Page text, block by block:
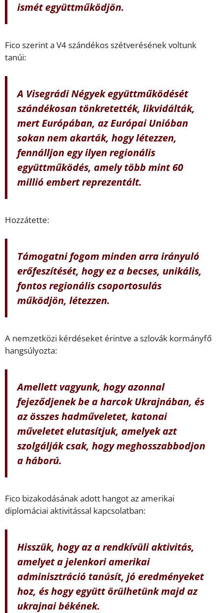
ismét együttműködjön.
Fico szerint a V4 szándékos szétverésének voltunk
tanúi:
A Visegrádi Négyek együttműködését
szándékosan tönkretették, likvidálták,
mert Európában, az Európai Unióban
sokan nem akarták, hogy létezzen,
fennálljon egy ilyen regionális
együttműködés, amely több mint 60
millió embert reprezentált.
Hozzátette:
Támogatni fogom minden arra irányuló
erőfeszítését, hogy ez a becses, unikális,
fontos regionális csoportosulás
működjön, létezzen.
A nemzetközi kérdéseket érintve a szlovák kormányfő
hangsúlyozta:
Amellett vagyunk, hogy azonnal
fejeződjenek be a harcok Ukrajnában, és
az összes hadműveletet, katonai
műveletet elutasítjuk, amelyek azt
szolgálják csak, hogy meghosszabbodjon
a háború.
Fico bizakodásának adott hangot az amerikai
diplomáciai aktivitással kapcsolatban:
Hisszük, hogy az a rendkívüli aktivitás,
amelyet a jelenkori amerikai
adminisztráció tanúsít, jó eredményeket
hoz, és hogy együtt örülhetünk majd az
ukrajnai békének.